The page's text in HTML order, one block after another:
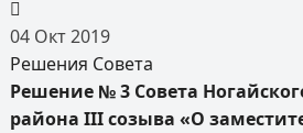
04 Окт2019
Решения Совета
Решение № 3 Совета
района III созыва «О